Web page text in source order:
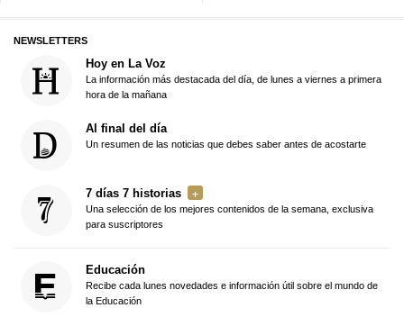
NEWSLETTERS
Hoy en La Voz
La información más destacada del día, de lunes a viernes a primera
hora de la mañana
Al final del día
Un resumen de las noticias que debes saber antes de acostarte
7 días 7 historias
Una selección de los mejores contenidos de la semana, exclusiva
para suscriptores
Educación
Recibe cada lunes novedades e información útil sobre el mundo de
la Educación